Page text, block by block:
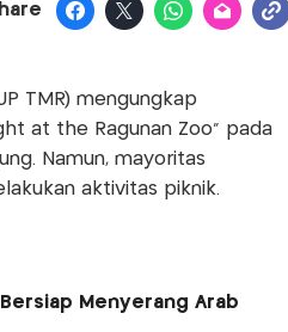
TMR) mengungkap
at the Ragunan Zoo” pada
Namun, mayoritas
aktivitas piknik.
Menyerang Arab